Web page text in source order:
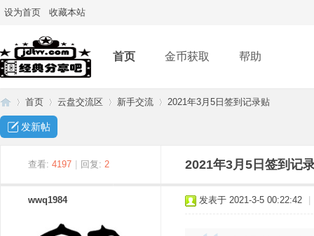
设为首页 收藏本站
首页 金币获取 帮助
首页
›
云盘交流区
›
新手交流 2021年3月5日签到记录贴
发新帖
查看: 4197 回复: 2 2021年3月5日签到记
wwq1984 发表于 2021-3-5 00:22:42